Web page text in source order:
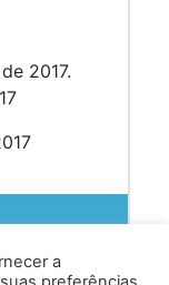
2017.
a